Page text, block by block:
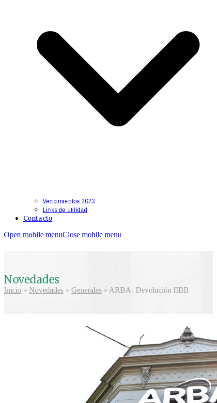
Vencimientos 2023
Links de utilidad
Contacto
Open mobile menuClose mobile menu
Novedades
Inicio » Novedades » Generales » ARBA- Devolución IIBB